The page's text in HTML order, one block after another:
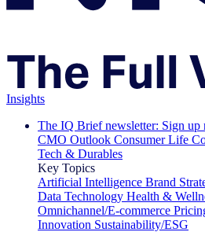
Insights
The IQ Brief newsletter: Sign up
CMO Outlook Consumer Life
Tech & Durables
Key Topics
Artificial Intelligence Brand
Data Technology Health &
Omnichannel/E-commerce
Innovation Sustainability/ESG